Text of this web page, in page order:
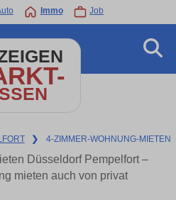
Immo Job
❯ 4-ZIMMER-WOHNUNG-MIETEN
Düsseldorf Pempelfort –
mieten auch von privat